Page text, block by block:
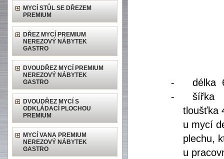
MYCÍ STŮL SE DŘEZEM
PREMIUM
DŘEZ MYCÍ PREMIUM
NEREZOVÝ NÁBYTEK
GASTRO
DVOUDŘEZ MYCÍ PREMIUM
NEREZOVÝ NÁBYTEK
GASTRO
DVOUDŘEZ MYCÍ S
ODKLÁDACÍ PLOCHOU
PREMIUM
MYCÍ VANA PREMIUM
NEREZOVÝ NÁBYTEK
GASTRO
-
délka
-
šířka
tloušťka
u mycí
plechu,
u